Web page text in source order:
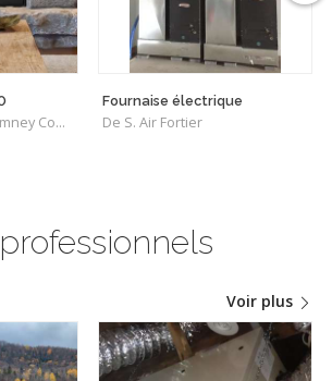
De ICC Industrial Chimney Company Inc.
Fournaise électrique
De S. Air Fortier
Voir plus